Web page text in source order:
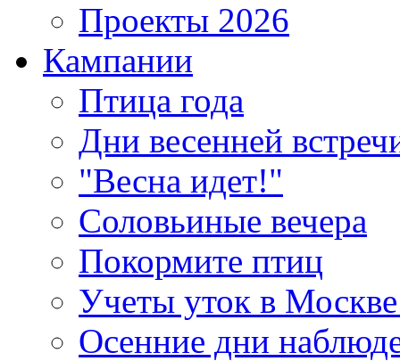
Проекты 2026
Кампании
Птица года
Дни весенней
"Весна идет!"
Соловьиные вечера
Покормите птиц
Учеты уток в
Осенние дни